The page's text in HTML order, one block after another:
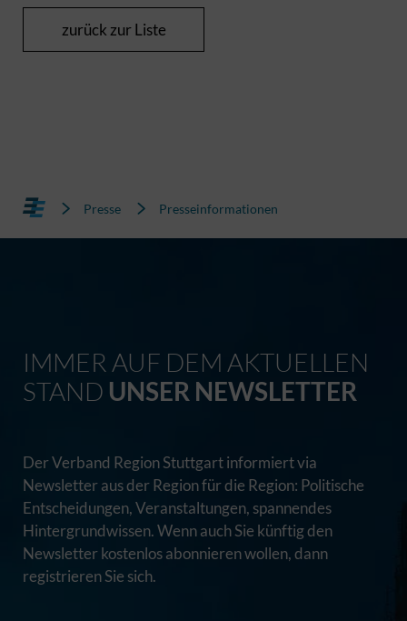
zurück zur Liste
Presse Presseinformationen
IMMER AUF DEM AKTUELLEN
STAND UNSER NEWSLETTER
Der Verband Region Stuttgart informiert via
Newsletter aus der Region für die Region: Politische
Entscheidungen, Veranstaltungen, spannendes
Hintergrundwissen. Wenn auch Sie künftig den
Newsletter kostenlos abonnieren wollen, dann
registrieren Sie sich.